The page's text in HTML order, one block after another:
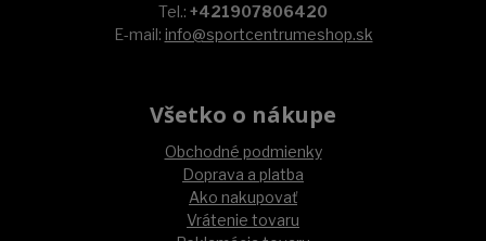
Tel.: +421907806420
E-mail: info@sportcentrumeshop.sk
Všetko o nákupe
Obchodné podmienky
Doprava a platba
Ako nakupovať
Vrátenie tovaru